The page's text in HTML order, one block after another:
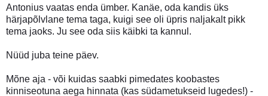
Antonius vaatas enda ümber. Kanäe, oda kandis üks
härjapõlvlane tema taga, kuigi see oli üpris naljakalt pikk
tema jaoks. Ju see oda siis käibki ta kannul.
Nüüd juba teine päev.
Mõne aja - või kuidas saabki pimedates koobastes
kinniseotuna aega hinnata (kas südametukseid lugedes!) -